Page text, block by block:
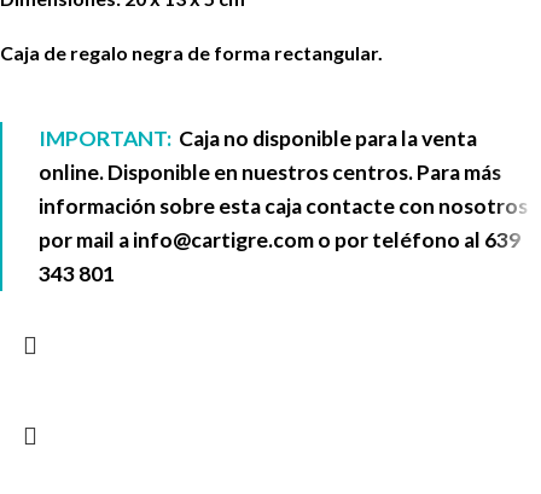
Caja de regalo negra de forma rectangular.
IMPORTANT: Caja no disponible para la venta
online. Disponible en nuestros centros. Para más
información sobre esta caja contacte con nosotros
por mail ainfo@cartigre.como por teléfono al 639
343 801